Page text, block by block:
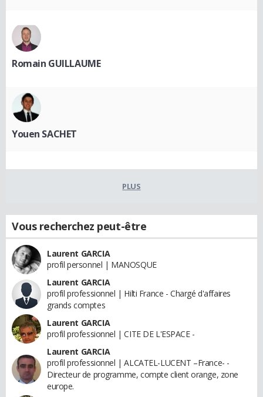
Romain GUILLAUME
Youen SACHET
PLUS
Vous recherchez peut-être
Laurent GARCIA
profil personnel | MANOSQUE
Laurent GARCIA
profil professionnel | Hilti France - Chargé d'affaires
grands comptes
Laurent GARCIA
profil professionnel | CITE DE L'ESPACE -
Laurent GARCIA
profil professionnel | ALCATEL-LUCENT –France- -
Directeur de programme, compte client orange, zone
europe.